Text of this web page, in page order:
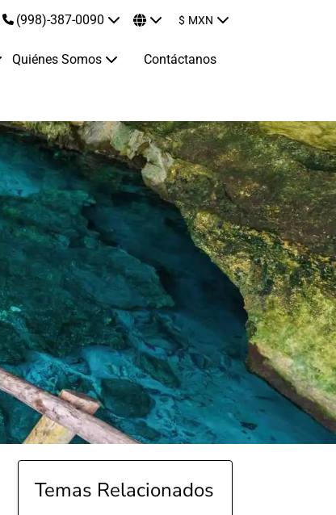
(998)-387-0090 $ MXN
Quiénes Somos Contáctanos
Temas Relacionados